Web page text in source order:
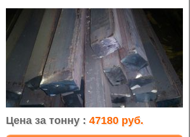
Цена за тонну : 47180 руб.